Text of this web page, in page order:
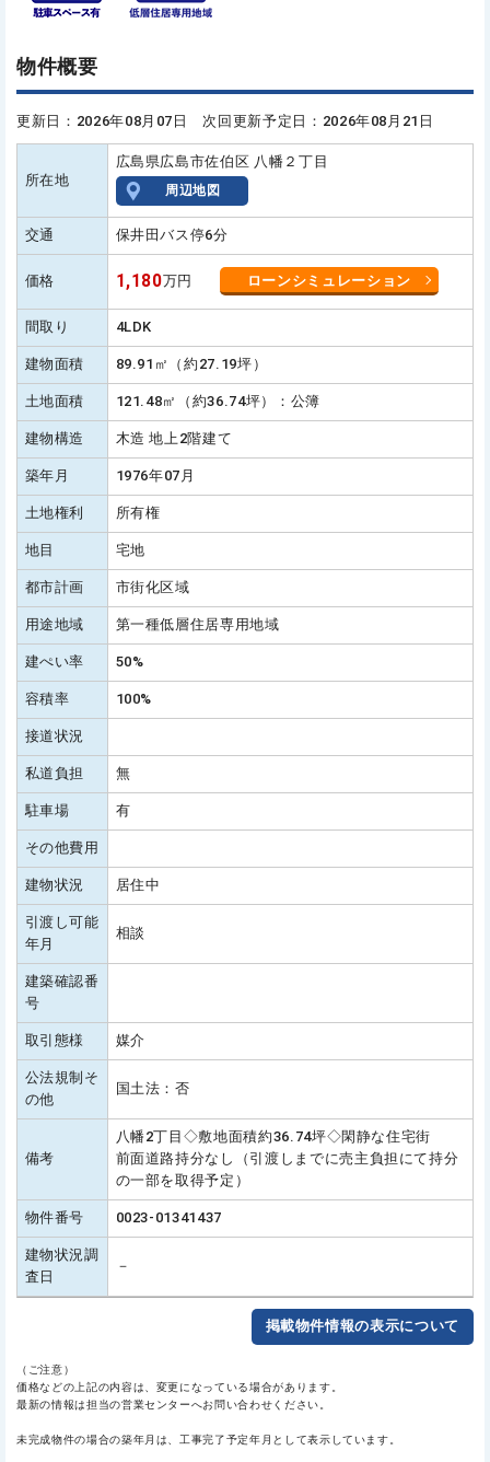
物件概要
更新日：2026年08月07日 次回更新予定日：2026年08月21日
所在地
広島県広島市佐伯区 八幡２丁目
周辺地図
交通 保井田バス停6分
価格 1,180万円 ローンシミュレーション
間取り 4LDK
建物面積 89.91㎡（約27.19坪）
土地面積 121.48㎡（約36.74坪）：公簿
建物構造 木造 地上2階建て
築年月 1976年07月
土地権利 所有権
地目 宅地
都市計画 市街化区域
用途地域 第一種低層住居専用地域
建ぺい率 50%
容積率 100%
接道状況
私道負担 無
駐車場 有
その他費用
建物状況 居住中
引渡し可能
年月
相談
建築確認番
号
取引態様 媒介
公法規制そ
の他
国土法：否
備考
八幡2丁目◇敷地面積約36.74坪◇閑静な住宅街
前面道路持分なし（引渡しまでに売主負担にて持分
の一部を取得予定）
物件番号 0023-01341437
建物状況調
査日
－
掲載物件情報の表示について
（ご注意）
価格などの上記の内容は、変更になっている場合があります。
最新の情報は担当の営業センターへお問い合わせください。
未完成物件の場合の築年月は、工事完了予定年月として表示しています。